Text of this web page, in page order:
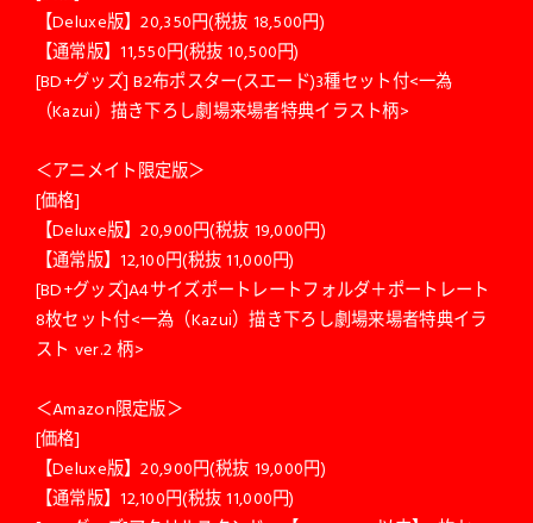
【Deluxe版】20,350円(税抜 18,500円)
【通常版】11,550円(税抜 10,500円)
[BD+グッズ] B2布ポスター(スエード)3種セット付<一為
（Kazui）描き下ろし劇場来場者特典イラスト柄>
＜アニメイト限定版＞
[価格]
【Deluxe版】20,900円(税抜 19,000円)
【通常版】12,100円(税抜 11,000円)
[BD+グッズ]A4サイズポートレートフォルダ＋ポートレート
8枚セット付<一為（Kazui）描き下ろし劇場来場者特典イラ
スト ver.2 柄>
＜Amazon限定版＞
[価格]
【Deluxe版】20,900円(税抜 19,000円)
【通常版】12,100円(税抜 11,000円)